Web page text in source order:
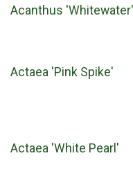
Acanthus
Actaea 'Pink Spike'
Actaea 'White Pearl'